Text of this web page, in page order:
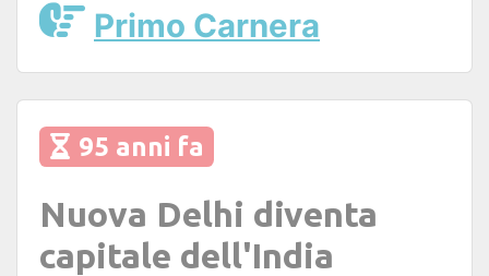
Primo Carnera
95 anni fa
Nuova Delhi diventa
capitale dell'India